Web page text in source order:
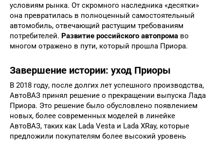
условиям рынка. От скромного наследника «десятки»
она превратилась в полноценный самостоятельный
автомобиль, отвечающий растущим требованиям
потребителей. Развитие российского автопрома во
многом отражено в пути, который прошла Приора.
Завершение истории: уход Приоры
В 2018 году, после долгих лет успешного производства,
АвтоВАЗ принял решение о прекращении выпуска Лада
Приора. Это решение было обусловлено появлением
новых, более современных моделей в линейке
АвтоВАЗ, таких как Lada Vesta и Lada XRay, которые
предложили покупателям более высокий уровень